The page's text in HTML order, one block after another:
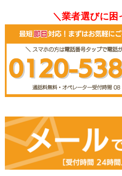
＼業者選びに